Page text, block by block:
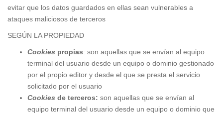
evitar que los datos guardados en ellas sean vulnerables a
ataques maliciosos de terceros
SEGÚN LA PROPIEDAD
Cookies propias: son aquellas que se envían al equipo
terminal del usuario desde un equipo o dominio gestionado
por el propio editor y desde el que se presta el servicio
solicitado por el usuario
Cookies de terceros: son aquellas que se envían al
equipo terminal del usuario desde un equipo o dominio que